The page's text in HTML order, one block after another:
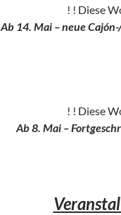
! ! Diese
Ab 14. Mai – neue
! ! Diese
Ab 8. Mai –